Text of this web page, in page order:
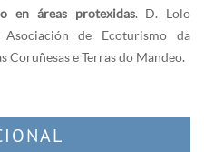
en áreas protexidas. D. Lolo
de Ecoturismo da
Coruñesas e Terras do Mandeo.